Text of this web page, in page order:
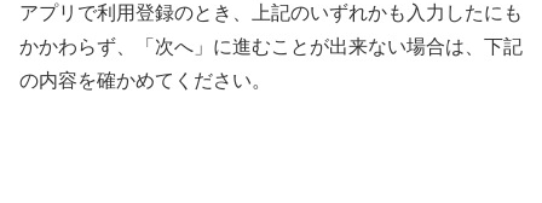
アプリで利用登録のとき、上記のいずれかも入力したにも
かかわらず、「次へ」に進むことが出来ない場合は、下記
の内容を確かめてください。